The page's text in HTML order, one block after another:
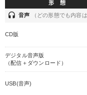
形 態
headset 音声 （どの形態でも内容
CD版
デジタル音声版
（配信＋ダウンロード）
USB(音声)